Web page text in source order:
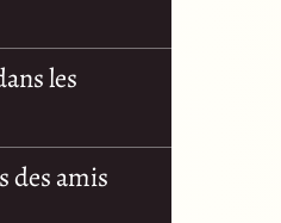
les
des amis